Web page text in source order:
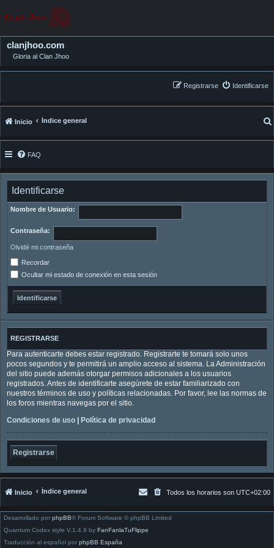
clanjhoo.com
Gloria al Clan Jhoo
Identificarse
Registrarse
Inicio Índice general
FAQ
Identificarse
Nombre de Usuario:
Contraseña:
Olvidé mi contraseña
Recordar
Ocultar mi estado de conexión en esta sesión
REGISTRARSE
Para autenticarte debes estar registrado. Registrarte te tomará solo unos
pocos segundos y te permitirá un amplio acceso al sistema. La Administración
del sitio puede además otorgar permisos adicionales a los usuarios
registrados. Antes de identificarte asegúrete de estar familiarizado con
nuestros términos de uso y políticas relacionadas. Por favor, lee las normas de
los foros mientras navegas por el sitio.
Condiciones de uso
Política de privacidad
Registrarse
Inicio Índice general Todos los horarios son UTC+02:00
Desarrollado por phpBB® Forum Software © phpBB Limited
Quantum Codex style V.1.4.9 by FanFanlaTuFlippe
Traducción al español por phpBB España